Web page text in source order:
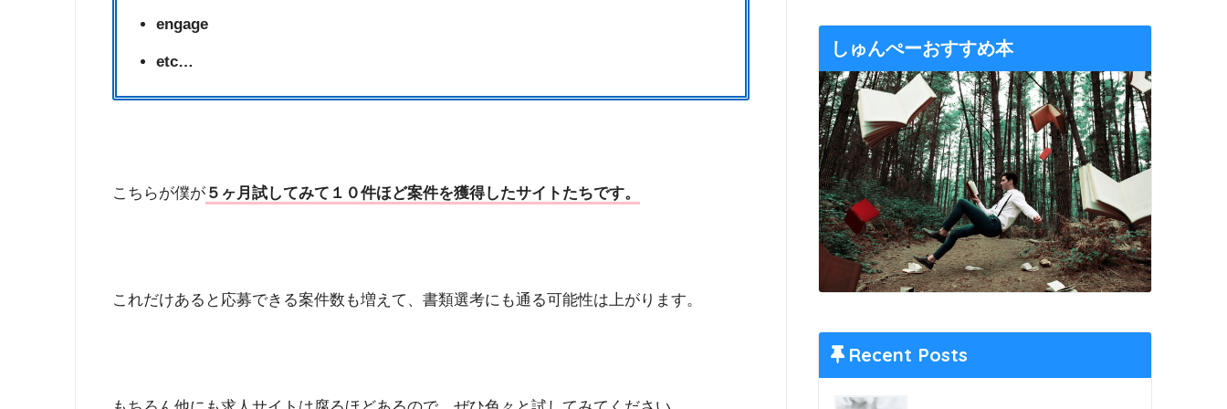
engage
etc…
こちらが僕が ５ヶ月試してみて１０件ほど案件を獲得したサイトたちです。
これだけあると応募できる案件数も増えて、書類選考にも通る可能性は上がります。
しゅんぺーおすすめ本
Recent Posts